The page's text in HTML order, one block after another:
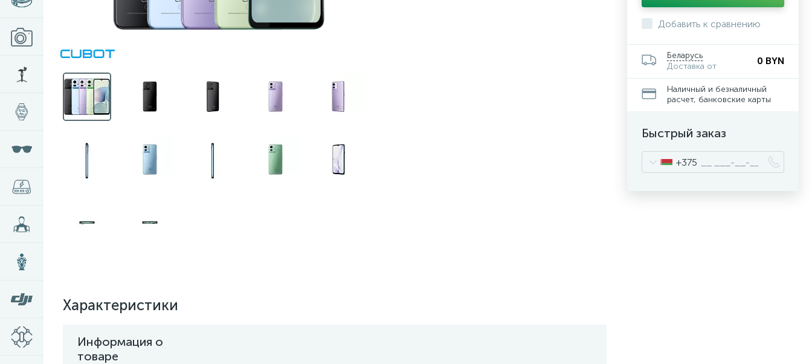
Характеристики
Информация о
товаре
Добавить к сравнению
Беларусь
Доставка от
0 BYN
Наличный и безналичный
расчет, банковские карты
Быстрый заказ
+375